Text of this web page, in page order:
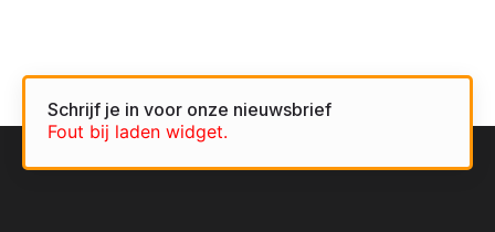
Schrijf je in voor onze nieuwsbrief
Fout bij laden widget.